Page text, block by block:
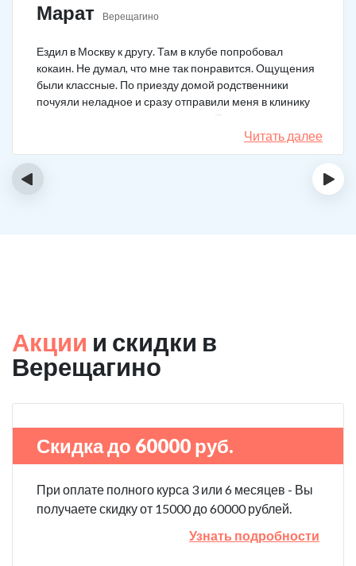
Марат Верещагино
Ездил в Москву к другу. Там в клубе попробовал
кокаин. Не думал, что мне так понравится. Ощущения
были классные. По приезду домой родственники
почуяли неладное и сразу отправили меня в клинику
после того как я им все рассказал. Прошел курс
лечения, но мысли о коксе не прошли. Сейчас хожу на
курсы анонимных наркоманов, делаю все, чтобы
Читать далее
‹ ›
Акции и скидки в
Верещагино
Скидка до 60000 руб.
При оплате полного курса 3 или 6 месяцев - Вы
получаете скидку от 15000 до 60000 рублей.
Узнать подробности